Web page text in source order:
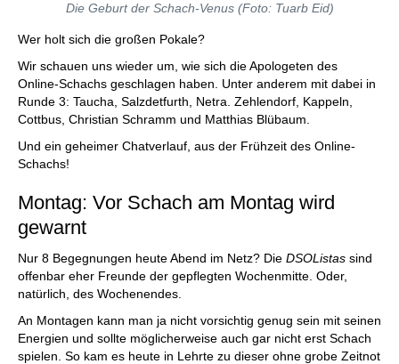
Die Geburt der Schach-Venus (Foto: Tuarb Eid)
Wer holt sich die großen Pokale?
Wir schauen uns wieder um, wie sich die Apologeten des
Online-Schachs geschlagen haben. Unter anderem mit dabei in
Runde 3: Taucha, Salzdetfurth, Netra. Zehlendorf, Kappeln,
Cottbus, Christian Schramm und Matthias Blübaum.
Und ein geheimer Chatverlauf, aus der Frühzeit des Online-
Schachs!
Montag: Vor Schach am Montag wird
gewarnt
Nur 8 Begegnungen heute Abend im Netz? Die DSOListas sind
offenbar eher Freunde der gepflegten Wochenmitte. Oder,
natürlich, des Wochenendes.
An Montagen kann man ja nicht vorsichtig genug sein mit seinen
Energien und sollte möglicherweise auch gar nicht erst Schach
spielen. So kam es heute in Lehrte zu dieser ohne grobe Zeitnot